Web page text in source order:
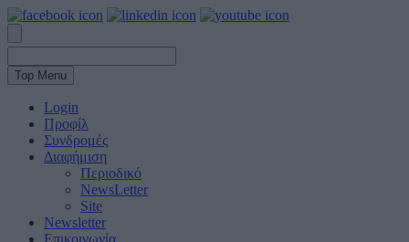
Top Menu
Login
Προφίλ
Συνδρομές
Διαφήμιση
Περιοδικό
NewsLetter
Site
Newsletter
Επικοινωνία